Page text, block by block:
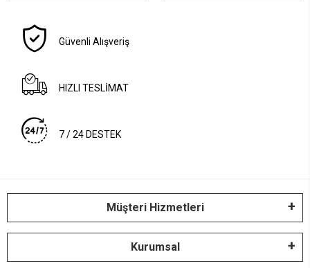
Güvenli Alışveriş
HIZLI TESLİMAT
7 / 24 DESTEK
Müşteri Hizmetleri
Kurumsal